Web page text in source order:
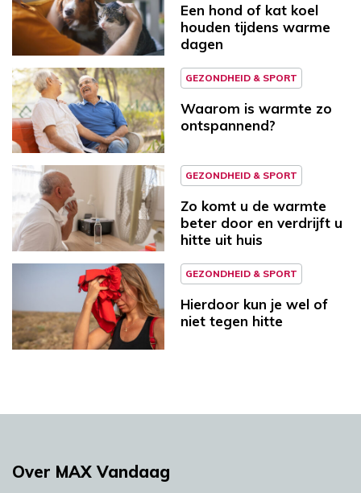
Een hond of kat koel
houden tijdens warme
dagen
GEZONDHEID & SPORT
Waarom is warmte zo
ontspannend?
GEZONDHEID & SPORT
Zo komt u de warmte
beter door en verdrijft u
hitte uit huis
GEZONDHEID & SPORT
Hierdoor kun je wel of
niet tegen hitte
Over MAX Vandaag